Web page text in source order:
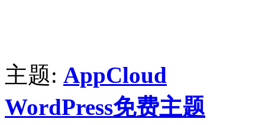
主题: AppCloud
WordPress免费主题